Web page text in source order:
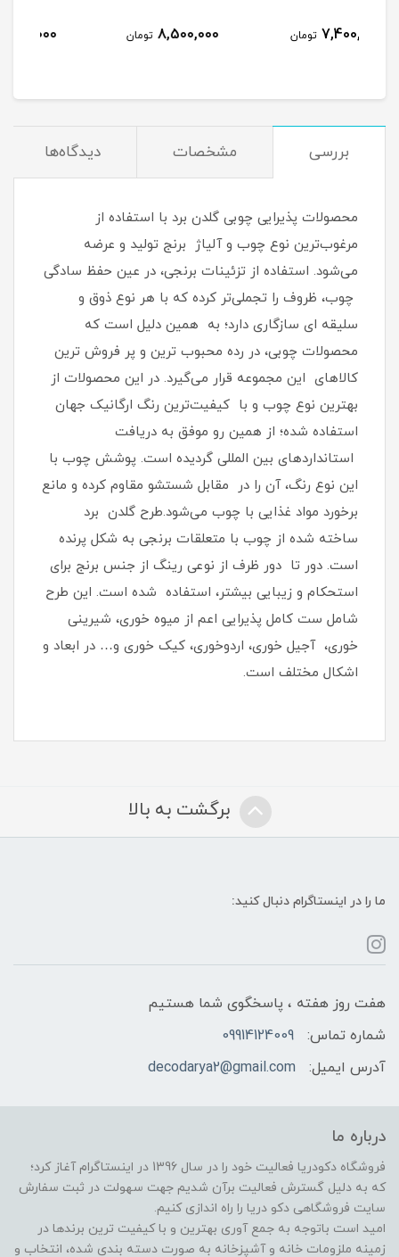
8,500,000 تومان 5,250,000 تومان
بررسی مشخصات دیدگاه‌ها
محصولات پذیرایی چوبی گلدن برد با استفاده از
مرغوب‌ترین نوع چوب و آلیاژ برنج تولید و عرضه
می‌شود. استفاده از تزئینات برنجی، در عین حفظ سادگی
چوب، ظروف را تجملی‌تر کرده که با هر نوع ذوق و
سلیقه ای سازگاری دارد؛ به همین دلیل است که
محصولات چوبی، در رده محبوب ترین و پر فروش ترین
کالاهای این مجموعه قرار می‌گیرد. در این محصولات از
بهترین نوع چوب و با کیفیت‌ترین رنگ ارگانیک جهان
استفاده شده؛ از همین رو موفق به دریافت
استانداردهای بین المللی گردیده است. پوشش چوب با
این نوع رنگ، آن را در مقابل شستشو مقاوم کرده و مانع
برخورد مواد غذایی با چوب می‌شود.طرح گلدن برد
ساخته شده از چوب با متعلقات برنجی به شکل پرنده
است. دور تا دور ظرف از نوعی رینگ از جنس برنج برای
استحکام و زیبایی بیشتر، استفاده شده است. این طرح
شامل ست کامل پذیرایی اعم از میوه خوری، شیرینی
خوری، آجیل خوری، اردوخوری، کیک خوری و… در ابعاد و
اشکال مختلف است.
برگشت به بالا
ما را در اینستاگرام دنبال کنید:
هفت روز هفته ، پاسخگوی شما هستیم
شماره تماس:
09914124009
آدرس ایمیل:
decodarya2@gmail.com
درباره ما
فروشگاه دکودریا فعالیت خود را در سال 1396 در اینستاگرام آغاز کرد؛
که به دلیل گسترش فعالیت برآن شدیم جهت سهولت در ثبت سفارش
سایت فروشگاهی دکو دریا را راه اندازی کنیم.
امید است باتوجه به جمع آوری بهترین و با کیفیت ترین برندها در
زمینه ملزومات خانه و آشپزخانه به صورت دسته بندی شده، انتخاب و